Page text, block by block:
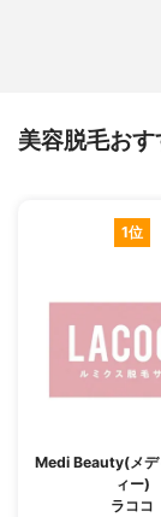
美容脱毛お
1位
Medi Beauty(メデ
ィー)
ラココ